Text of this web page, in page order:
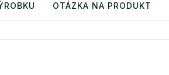
OTÁZKA NA PRODUKT